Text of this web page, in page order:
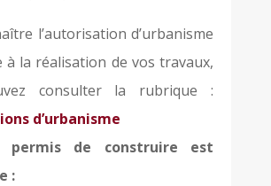
l’autorisation d’urbanisme
à la réalisation de vos travaux,
consulter la rubrique :
d’urbanisme
de construire est
: